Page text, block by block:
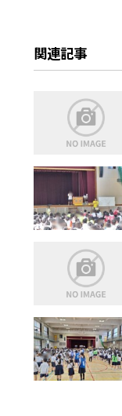
関連記事